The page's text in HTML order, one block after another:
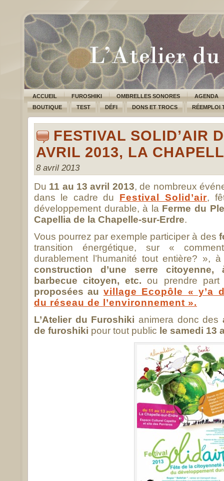
ACCUEIL FUROSHIKI OMBRELLES SONORES
AGENDA
BOUTIQUE
TEST DÉFI DONS ET TROCS RÉEMPLOI
FESTIVAL SOLID’AIR
AVRIL 2013, LA
8 avril 2013
Du 11 au 13 avril 2013, de nombreux
dans le cadre du Festival Solid’air,
développement durable, à la Ferme du
Capellia de la Chapelle-sur-Erdre.
Vous pourrez par exemple participer à des
transition énergétique, sur «
durablement l’humanité tout entière? »,
construction d’une serre
barbecue citoyen, etc. ou prendre
proposées au village Ecopôle « y’a
du réseau de l’environnement ».
L’Atelier du Furoshiki animera donc des
de furoshiki pour tout public le samedi 13